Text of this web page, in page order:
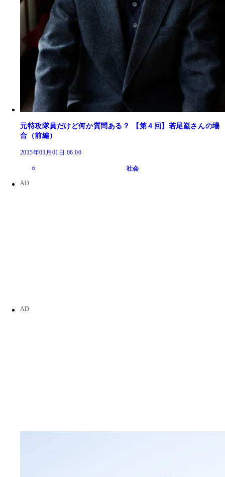
元特攻隊員だけど何か質問ある？ 【第４回】若尾巌さんの場
合（前編）
2015年01月01日 06:00
社会